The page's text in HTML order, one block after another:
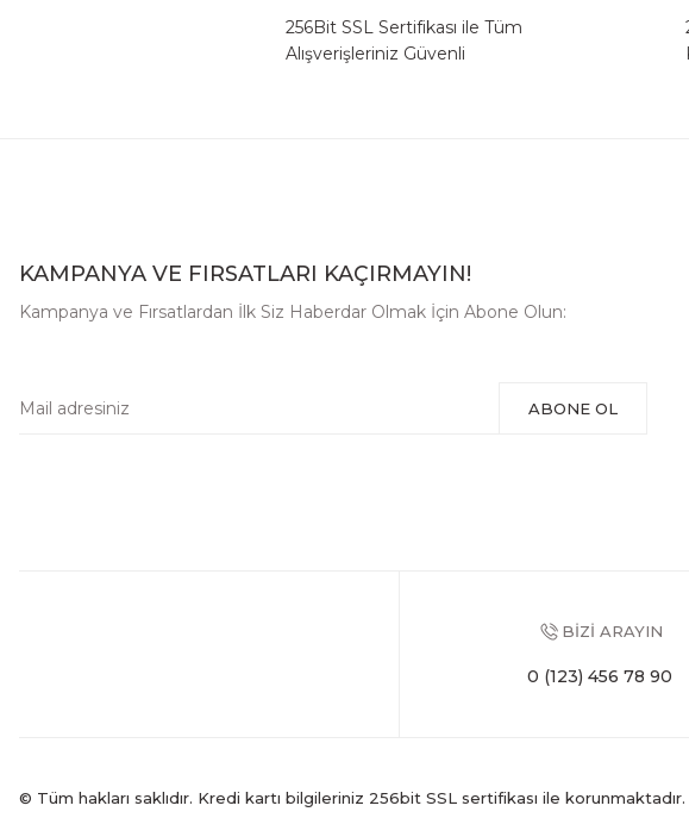
256Bit SSL Sertifikası ile Tüm
Alışverişleriniz Güvenli
KAMPANYA VE FIRSATLARI KAÇIRMAYIN!
Kampanya ve Fırsatlardan İlk Siz Haberdar Olmak İçin Abone Olun:
ABONE OL
BİZİ ARAYIN
0 (123) 456 78 90
© Tüm hakları saklıdır. Kredi kartı bilgileriniz 256bit SSL sertifikası ile korunmaktadır.